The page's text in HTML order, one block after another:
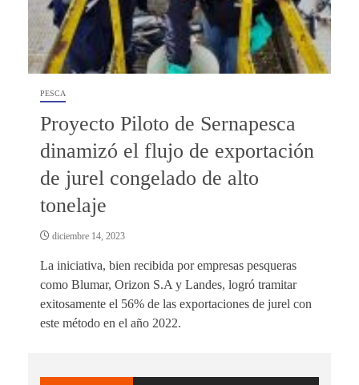
PESCA
Proyecto Piloto de Sernapesca
dinamizó el flujo de exportación
de jurel congelado de alto
tonelaje
diciembre 14, 2023
La iniciativa, bien recibida por empresas pesqueras
como Blumar, Orizon S.A y Landes, logró tramitar
exitosamente el 56% de las exportaciones de jurel con
este método en el año 2022.